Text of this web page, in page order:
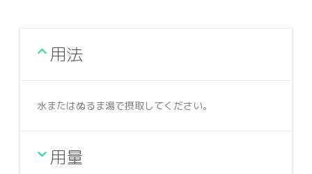
用法
水またはぬるま湯で摂取してください。
用量